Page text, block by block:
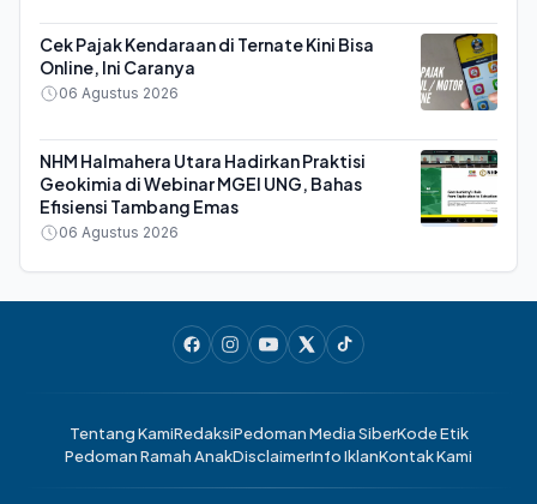
Cek Pajak Kendaraan di Ternate Kini Bisa
Online, Ini Caranya
06 Agustus 2026
NHM Halmahera Utara Hadirkan Praktisi
Geokimia di Webinar MGEI UNG, Bahas
Efisiensi Tambang Emas
06 Agustus 2026
Tentang KamiRedaksiPedoman Media SiberKode Etik
Pedoman Ramah AnakDisclaimerInfo IklanKontak Kami